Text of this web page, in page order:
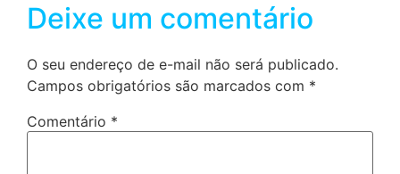
Deixe um comentário
O seu endereço de e-mail não será publicado.
Campos obrigatórios são marcados com *
Comentário *